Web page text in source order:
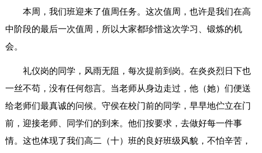
本周，我们班迎来了值周任务。这次值周，也许是我们在高
中阶段的最后一次值周，所以大家都珍惜这次学习、锻炼的机
会。
礼仪岗的同学，风雨无阻，每次提前到岗。在炎炎烈日下也
一丝不苟，没有任何怨言。当老师从身边走过，他（她）们便送
给老师们最真诚的问候。守侯在校门前的同学，早早地伫立在门
前，迎接老师、同学们的到来。他们按要求，去做好每一件事
情。这也体现了我们高二（十）班的良好班级风貌，不怕辛苦，